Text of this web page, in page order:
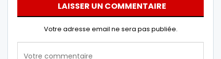
LAISSER UN COMMENTAIRE
Votre adresse email ne sera pas publiée.